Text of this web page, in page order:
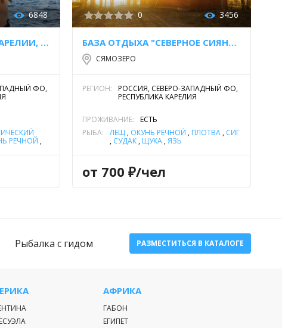
6848
РЫБАЛКА И ОТДЫХ В КАРЕЛИИ, ПОС. ПЯОЗЕРСКИЙ
ФО,
РЕЧНОЙ ,
0 3456
БАЗА ОТДЫХА "СЕВЕРНОЕ СИЯНИЕ"
СЯМОЗЕРО
РЕГИОН:
РОССИЯ, СЕВЕРО-ЗАПАДНЫЙ ФО,
РЕСПУБЛИКА КАРЕЛИЯ
ПРОЖИВАНИЕ:
ЕСТЬ
РЫБА:
ЛЕЩ, ОКУНЬ РЕЧНОЙ , ПЛОТВА, СИГ
, СУДАК, ЩУКА,ЯЗЬ
от 700 ₽/чел
Рыбалка с гидом РАЗМЕСТИТЬСЯ В КАТАЛОГЕ
АФРИКА
ГАБОН
ЕГИПЕТ